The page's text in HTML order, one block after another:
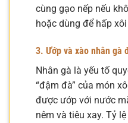
cùng gạo nếp nếu
hoặc dùng để hấp
3. Ướp và xào nhân gà
Nhân gà là yếu tố
“đậm đà” của món
được ướp với nước
nêm và tiêu xay. Tỷ